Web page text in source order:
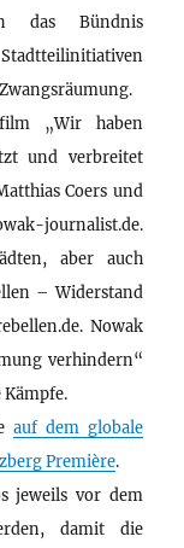
das Bündnis
„Wir haben
und verbreitet
Coers und
journalist.de.
aber auch
– Widerstand
Nowak
verhindern“
auf dem globale
Première.
jeweils vor dem
damit die